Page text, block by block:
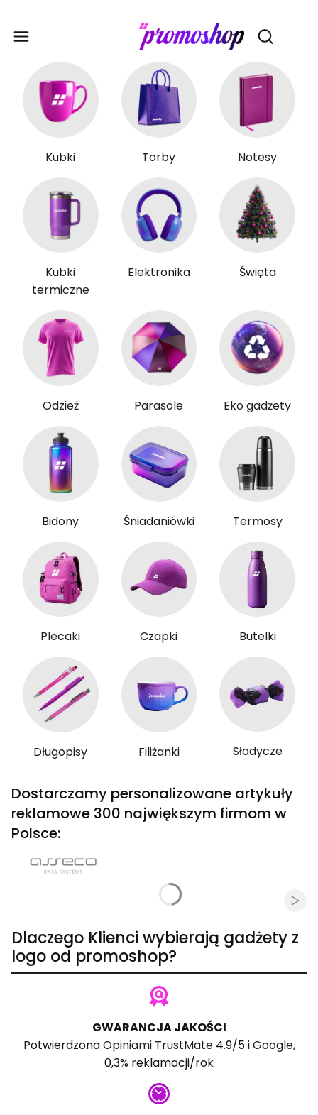
Otwórz
Kubki Torby Notesy
Kubki
termiczne
Elektronika Święta
Odzież Parasole Eko gadżety
Bidony Śniadaniówki Termosy
Plecaki Czapki Butelki
Długopisy Filiżanki Słodycze
Dostarczamy personalizowane artykuły
reklamowe 300 największym firmom w
Polsce:
Dlaczego Klienci wybierają gadżety z
logo od promoshop?
GWARANCJA JAKOŚCI
PotwierdzonaOpiniami TrustMate4.9/5 iGoogle,
0,3% reklamacji/rok